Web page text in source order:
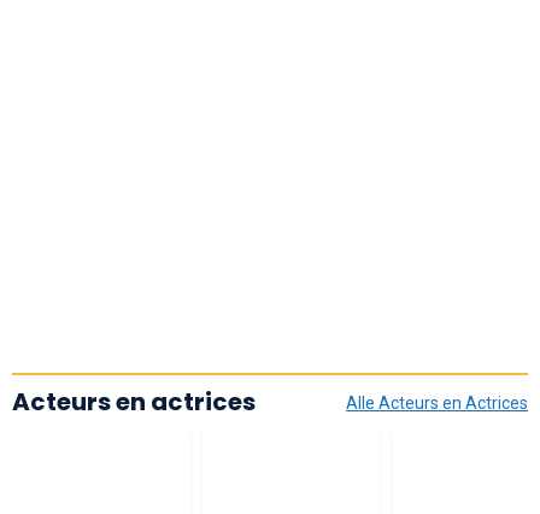
Alle Acteurs en Actrices
Acteurs en actrices